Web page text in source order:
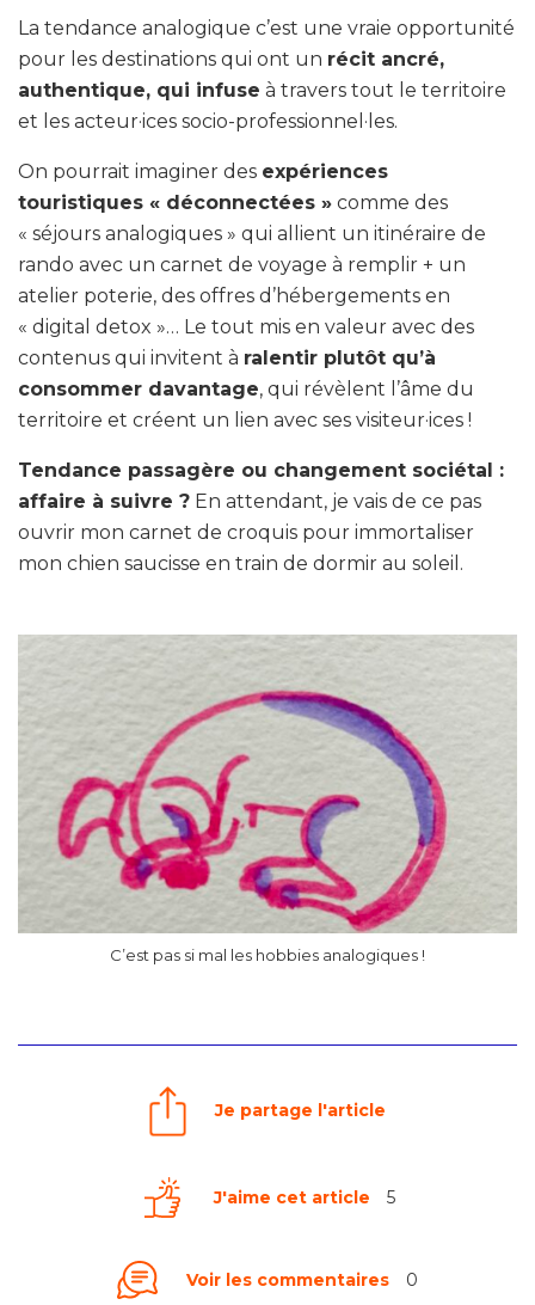
La tendance analogique c’est une vraie opportunité
pour les destinations qui ont un récit ancré,
authentique, qui infuse à travers tout le territoire
et les acteur·ices socio-professionnel·les.
On pourrait imaginer des expériences
touristiques « déconnectées » comme des
« séjours analogiques » qui allient un itinéraire de
rando avec un carnet de voyage à remplir + un
atelier poterie, des offres d’hébergements en
« digital detox »… Le tout mis en valeur avec des
contenus qui invitent à ralentir plutôt qu’à
consommer davantage, qui révèlent l’âme du
territoire et créent un lien avec ses visiteur·ices !
Tendance passagère ou changement sociétal :
affaire à suivre ? En attendant, je vais de ce pas
ouvrir mon carnet de croquis pour immortaliser
mon chien saucisse en train de dormir au soleil.
C’est pas si mal les hobbies analogiques !
Je partage l'article
J'aime cet article 5
Voir les commentaires 0